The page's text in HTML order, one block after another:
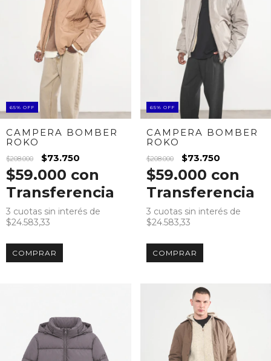
65% OFF
CAMPERA BOMBER
ROKO
$208.000 $73.750
$59.000 con
Transferencia
3 cuotas sin interés de
$24.583,33
COMPRAR
65% OFF
CAMPERA BOMBER
ROKO
$208.000 $73.750
$59.000 con
Transferencia
3 cuotas sin interés de
$24.583,33
COMPRAR